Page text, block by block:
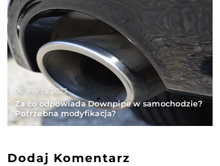
06 marca 2023
Za co odpowiada Downpipe w samochodzie?
Potrzebna modyfikacja?
Dodaj Komentarz